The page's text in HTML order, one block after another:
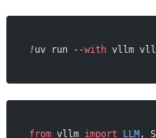
! uv run --with vllm
from vllm import LLM ,